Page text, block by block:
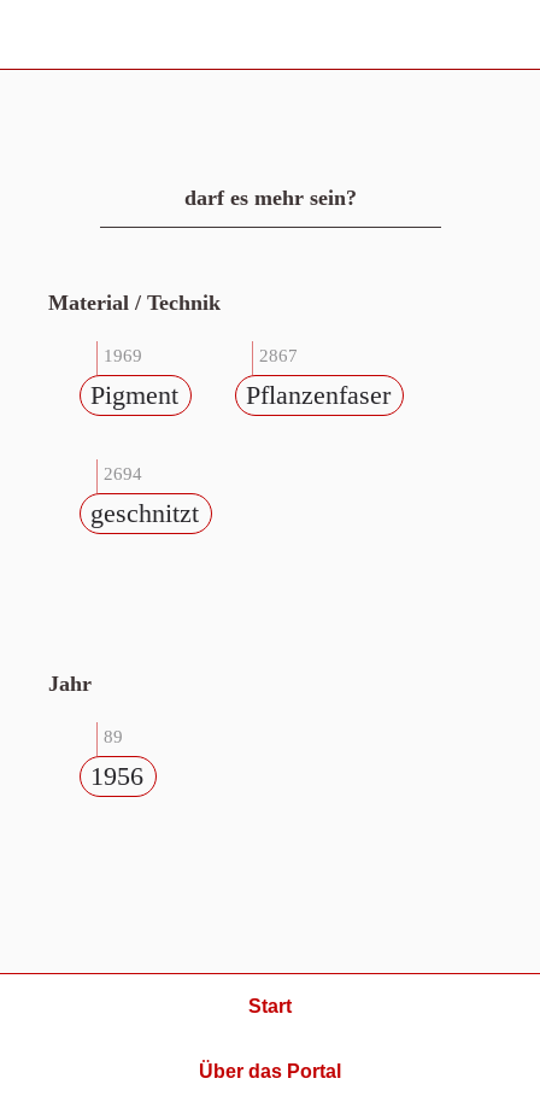
darf es mehr sein?
Material / Technik
1969
Pigment
2867
Pflanzenfaser
2694
geschnitzt
Jahr
89
1956
Start
Über das Portal